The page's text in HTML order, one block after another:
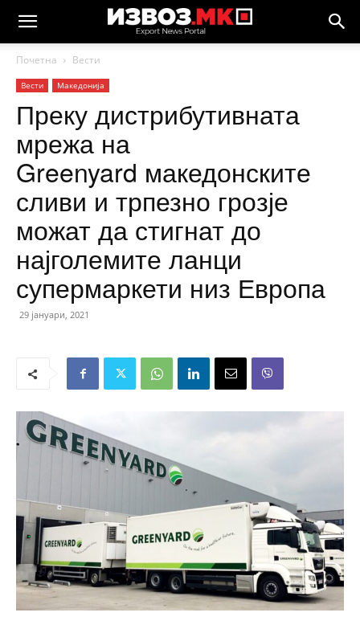
Почетна Вести
Вести Македонија
Преку дистрибутивната
мрежа на
Greenyard македонските
сливи и трпезно грозје
можат да стигнат до
најголемите ланци
супермаркети низ Европа
29 јануари, 2021